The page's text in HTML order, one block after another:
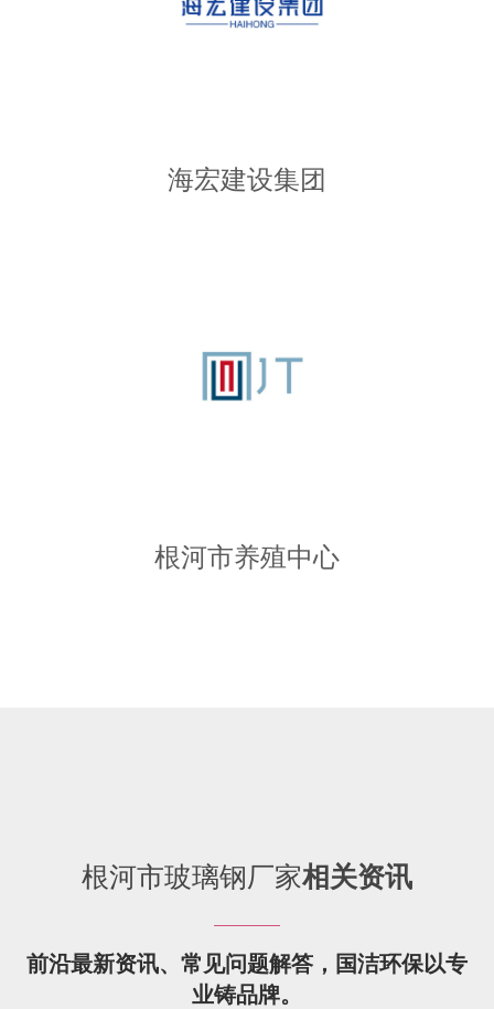
海宏建设集团
根河市养殖中心
根河市玻璃钢厂家相关资讯
前沿最新资讯、常见问题解答，国洁环保以专
业铸品牌。